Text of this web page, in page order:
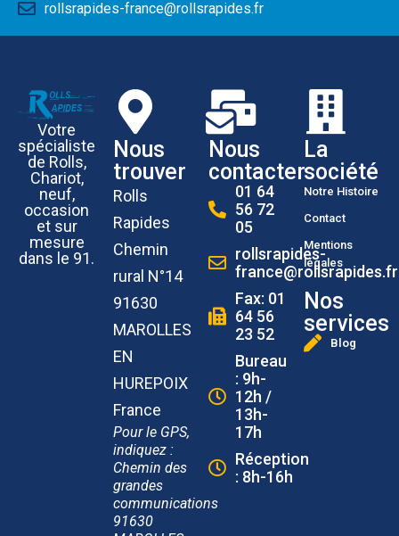
rollsrapides-france@rollsrapides.fr
Votre
spécialiste
de Rolls,
Chariot,
neuf,
occasion
et sur
mesure
dans le 91.
Nous
trouver
Rolls
Rapides
Chemin
rural N°14
91630
MAROLLES
EN
HUREPOIX
France
Pour le GPS,
indiquez :
Chemin des
grandes
communications
91630
Nous
contacter
01 64
56 72
05
rollsrapides-
france@rollsrapides.fr
Fax: 01
64 56
23 52
Bureau
: 9h-
12h /
13h-
17h
Réception
: 8h-16h
La
société
Notre Histoire
Contact
Mentions
légales
Nos
services
Blog